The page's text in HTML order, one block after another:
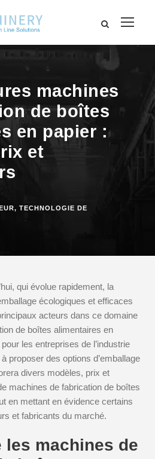
machines
de boîtes
en papier :
et
, TECHNOLOGIE DE
qui évolue rapidement, la
écologiques et efficaces
acteurs dans ce domaine
de boîtes alimentaires en
les entreprises de l’industrie
proposer des options d’emballage
divers modèles, prix et
machines de fabrication de boîtes
en mettant en évidence certains
et fabricants du marché.
les machines de